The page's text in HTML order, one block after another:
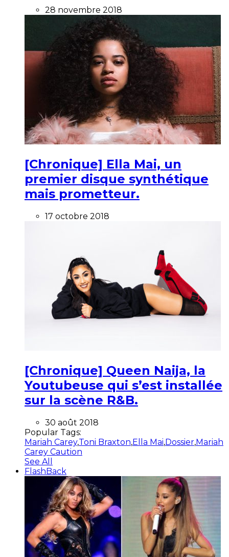
28 novembre 2018
[Chronique] Ella Mai, un
premier disque synthétique
mais prometteur.
17 octobre 2018
[Chronique] Queen Naija, la
Youtubeuse qui s’est installée
sur la scène R&B.
30 août 2018
Popular Tags:
Mariah Carey,Toni Braxton,Ella Mai,Dossier,Mariah
Carey Caution
See All
FlashBack